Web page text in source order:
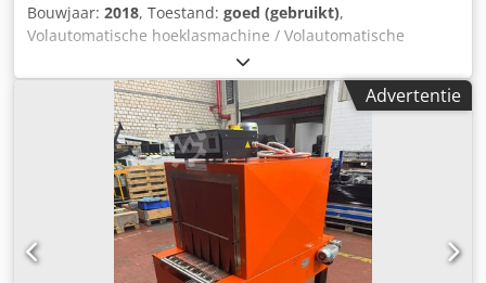
Bouwjaar: 2018, Toestand: goed (gebruikt),
Volautomatische hoeklasmachine / Volautomatische
zijlasmachine Fabrikant: Diez Type: AWS-C 9070 CS
Bouwjaar: 2018 Krimptunnel Fabrikant: Diez Type: HTC
122-40D Bouwjaar: 2018 Bedieningszijde: links in
transportrichting Doorgangbreedte: ca. 600 mm
Doorgangshoogte: ca. 190 mm Laslengte: ca. 900 mm
Werkhöhe / bandhoogte in- en uitvoer: ca. 860 mm +100
Capaciteit: tot 30 cycli/min (afhankelijk van de
pakketgrootte en de aanvoersnelheid) Aansluitspanning:
230 V AC, 50 Hz, 1 fase + N + PE Stroomverbruik: 3,5 kW
Nominaalstroom: 10 A Inclusief kabel en 16A Schuko-
Advertentie